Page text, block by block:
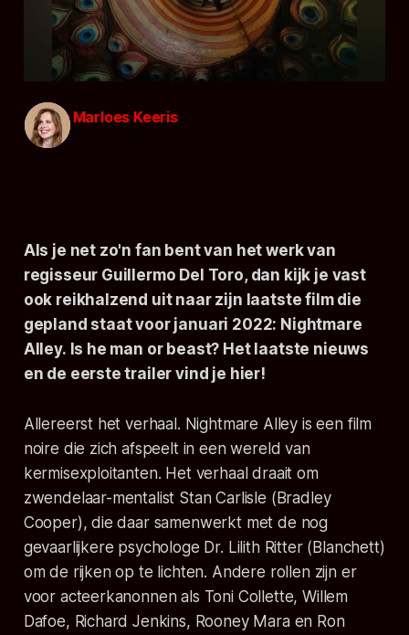
Marloes Keeris
Als je net zo'n fan bent van het werk van
regisseur Guillermo Del Toro, dan kijk je vast
ook reikhalzend uit naar zijn laatste film die
gepland staat voor januari 2022: Nightmare
Alley. Is he man or beast? Het laatste nieuws
en de eerste trailer vind je hier!
Allereerst het verhaal. Nightmare Alley is een film
noire die zich afspeelt in een wereld van
kermisexploitanten. Het verhaal draait om
zwendelaar-mentalist Stan Carlisle (Bradley
Cooper), die daar samenwerkt met de nog
gevaarlijkere psychologe Dr. Lilith Ritter (Blanchett)
om de rijken op te lichten. Andere rollen zijn er
voor acteerkanonnen als Toni Collette, Willem
Dafoe, Richard Jenkins, Rooney Mara en Ron